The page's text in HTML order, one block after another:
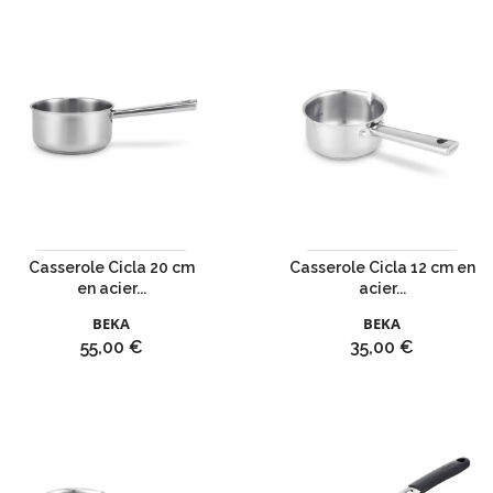
Casserole Cicla 20 cm
en acier...
BEKA
Prix
55,00 €
Casserole Cicla 12 cm en
acier...
BEKA
Prix
35,00 €